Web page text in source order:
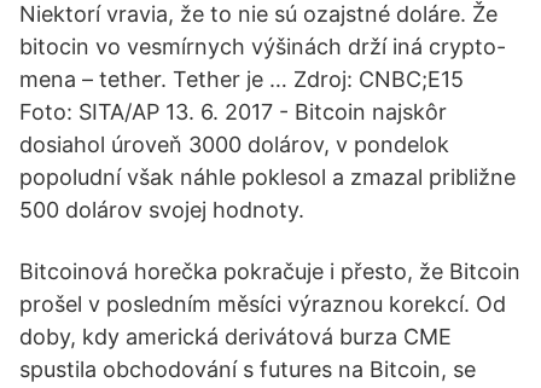
Niektorí vravia, že to nie sú ozajstné doláre. Že
bitocin vo vesmírnych výšinách drží iná crypto-
mena – tether. Tether je … Zdroj: CNBC;E15
Foto: SITA/AP 13. 6. 2017 - Bitcoin najskôr
dosiahol úroveň 3000 dolárov, v pondelok
popoludní však náhle poklesol a zmazal približne
500 dolárov svojej hodnoty.
Bitcoinová horečka pokračuje i přesto, že Bitcoin
prošel v posledním měsíci výraznou korekcí. Od
doby, kdy americká derivátová burza CME
spustila obchodování s futures na Bitcoin, se